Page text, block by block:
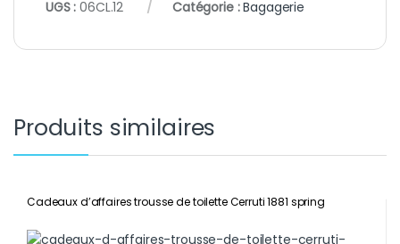
UGS :06CL.12 Catégorie :Bagagerie
Produits similaires
Cadeaux d’affaires trousse de toilette Cerruti 1881 spring